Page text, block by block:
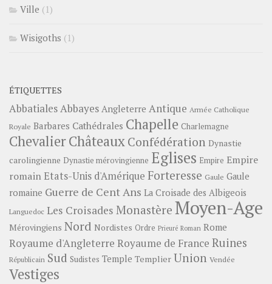
Ville (1)
Wisigoths (1)
ÉTIQUETTES
Abbatiales Abbayes Angleterre Antique Armée Catholique
Royale Barbares Cathédrales Chapelle Charlemagne
ChevalierChâteauxConfédération Dynastie
carolingienne Dynastie mérovingienne Eglises Empire Empire
romainEtats-Unis d'Amérique Forteresse Gaule Gaule
romaine Guerre de Cent Ans La Croisade des Albigeois
Languedoc Les Croisades Monastère Moyen-Age
Mérovingiens Nord Nordistes Ordre Prieuré Roman Rome
Royaume d'Angleterre Royaume de France Ruines
Républicain Sud Sudistes Temple Templier Union Vendée
Vestiges